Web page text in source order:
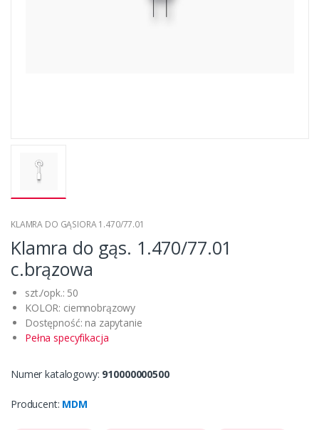
KLAMRA DO GĄSIORA 1.470/77.01
Klamra do gąs. 1.470/77.01
c.brązowa
szt./opk.: 50
KOLOR: ciemnobrązowy
Dostępność: na zapytanie
Pełna specyfikacja
Numer katalogowy: 910000000500
Producent: MDM